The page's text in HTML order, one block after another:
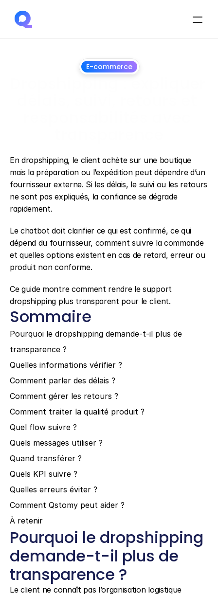
E-commerce
En dropshipping, le client achète sur une boutique
mais la préparation ou l’expédition peut dépendre d’un
fournisseur externe. Si les délais, le suivi ou les retours
ne sont pas expliqués, la confiance se dégrade
rapidement.
Le chatbot doit clarifier ce qui est confirmé, ce qui
dépend du fournisseur, comment suivre la commande
et quelles options existent en cas de retard, erreur ou
produit non conforme.
Ce guide montre comment rendre le support
dropshipping plus transparent pour le client.
Sommaire
Pourquoi le dropshipping demande-t-il plus de
transparence ?
Quelles informations vérifier ?
Comment parler des délais ?
Comment gérer les retours ?
Comment traiter la qualité produit ?
Quel flow suivre ?
Quels messages utiliser ?
Quand transférer ?
Quels KPI suivre ?
Quelles erreurs éviter ?
Comment Qstomy peut aider ?
À retenir
Pourquoi le dropshipping
demande-t-il plus de
transparence ?
Le client ne connaît pas l’organisation logistique